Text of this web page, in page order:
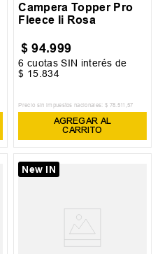
Campera Topper Pro
Fleece Ii Rosa
$ 94.999
6 cuotas SIN interés de
$ 15 .834
Precio sin impuestos nacionales: $ 78.511 ,57
AGREGAR AL
CARRITO
New IN